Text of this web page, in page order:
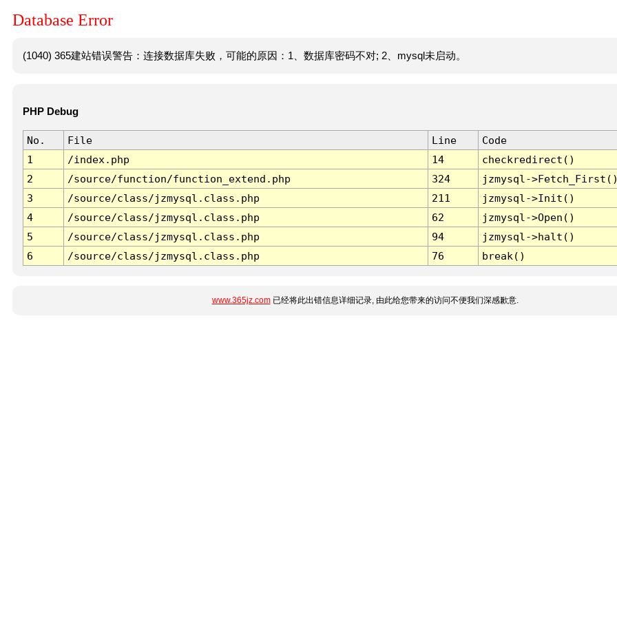
Database Error
(1040) 365建站错误警告：连接数据库失败，可能的原因：1、数据库密码不对; 2、mysql未启动。
PHP Debug
No. File Line
Code
1
/index.php 14
checkredirect()
2
/source/function/function_extend.php 324
jzmysql-
3
/source/class/jzmysql.class.php 211
jzmysql->Init()
4
/source/class/jzmysql.class.php 62
jzmysql->Open()
5
/source/class/jzmysql.class.php 94
jzmysql->halt()
6
/source/class/jzmysql.class.php 76 break()
www.365jz.com已经将此出错信息详细记录, 由此给您带来的访问不便我们深感歉意.